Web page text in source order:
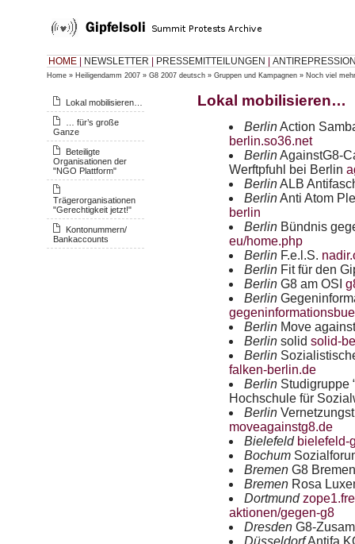
HOME NEWSLETTER PRESSEMITTEILUNGEN
Home » Heiligendamm 2007 » G8 2007 deutsch » Gruppen und Kampagnen » Noch viel
Lokal mobilisieren…
… für’s große
Ganze
Beteiligte
Organisationen der
"NGO Plattform"
Trägerorganisationen
"Gerechtigkeit jetzt!"
Kontonummern/
Bankaccounts
Lokal mobilisieren…
BerlinAction
berlin.so36.net
BerlinAgainstG8-
Werftpfuhl bei Berlin
BerlinALB
BerlinAnti Atom
berlin
Berlin Bündnis
eu/home.php
Berlin F.e.l.S.
Berlin Fit für den
Berlin G8 amOSI
Berlin
Berlin Move
Berlin solidsolid-
Berlin
falken-berlin.de
Berlin Studigruppe
Hochschule für
Berlin
moveagainstg8.de
Bielefeld bielefeld-
Bochum
Bremen G8
Bremen Rosa
Dortmund
aktionen/gegen-g8
Dresden G8-
DüsseldorfAntifa